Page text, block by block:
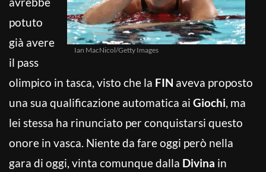
Ian MacNicol/Getty Images
potuto
già avere
il pass
olimpico in tasca, visto che la FIN aveva proposto
una sua qualificazione automatica ai Giochi, ma
lei stessa ha rinunciato per conquistarsi questo
onore in vasca. Niente da fare oggi però nella
gara di oggi, vinta comunque dalla Divina in